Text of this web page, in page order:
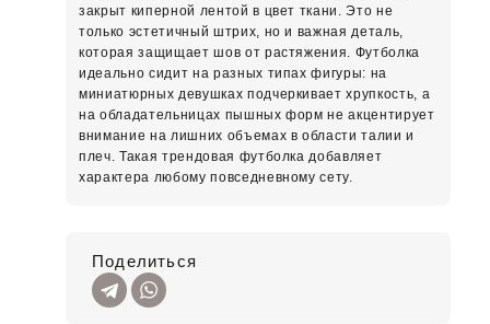
закрыт киперной лентой в цвет ткани. Это не
только эстетичный штрих, но и важная деталь,
которая защищает шов от растяжения. Футболка
идеально сидит на разных типах фигуры: на
миниатюрных девушках подчеркивает хрупкость, а
на обладательницах пышных форм не акцентирует
внимание на лишних объемах в области талии и
плеч. Такая трендовая футболка добавляет
характера любому повседневному сету.
Поделиться